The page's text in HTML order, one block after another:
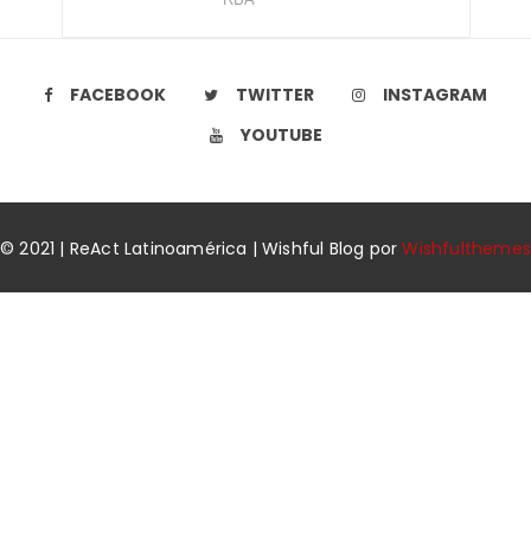
FACEBOOK TWITTER
INSTAGRAM
YOUTUBE
© 2021 | ReAct Latinoamérica | Wishful Blog porWishfulthemes